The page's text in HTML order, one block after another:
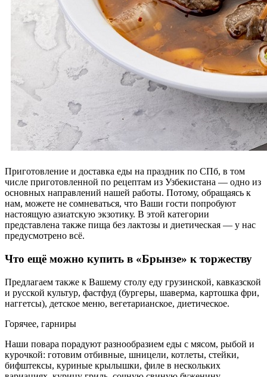
Приготовление и доставка еды на праздник по СПб, в том
числе приготовленной по рецептам из Узбекистана — одно из
основных направлений нашей работы. Потому, обращаясь к
нам, можете не сомневаться, что Ваши гости попробуют
настоящую азиатскую экзотику. В этой категории
представлена также пища без лактозы и диетическая — у нас
предусмотрено всё.
Что ещё можно купить в «Брынзе» к торжеству
Предлагаем также к Вашему столу еду грузинской, кавказской
и русской культур, фастфуд (бургеры, шаверма, картошка фри,
наггетсы), детское меню, вегетарианское, диетическое.
Горячее, гарниры
Наши повара порадуют разнообразием еды с мясом, рыбой и
курочкой: готовим отбивные, шницели, котлеты, стейки,
бифштексы, куриные крылышки, филе в нескольких